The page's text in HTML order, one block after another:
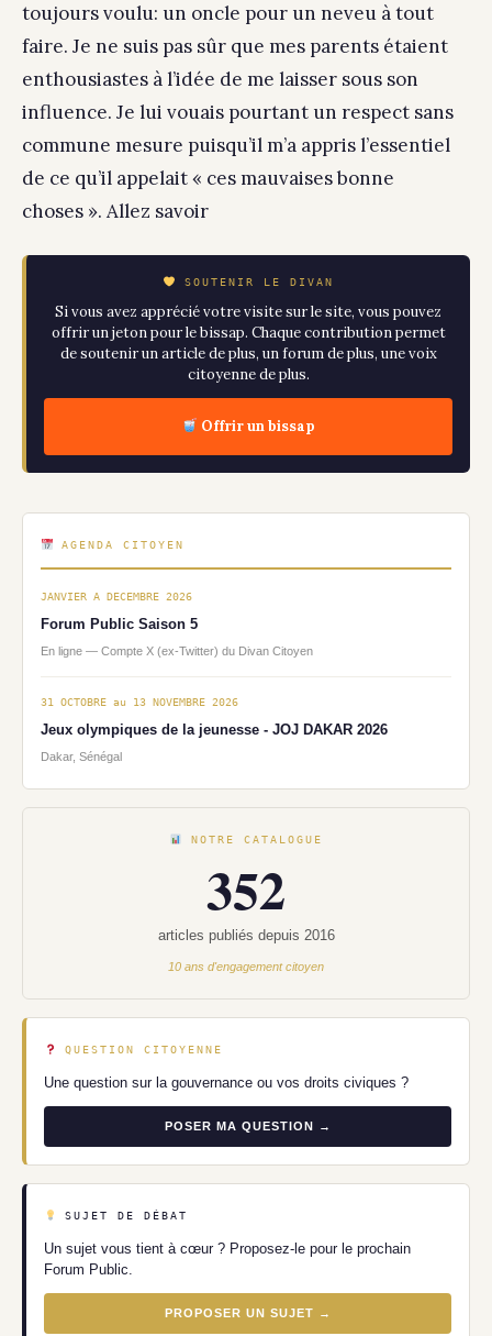
toujours voulu: un oncle pour un neveu à tout
faire. Je ne suis pas sûr que mes parents étaient
enthousiastes à l’idée de me laisser sous son
influence. Je lui vouais pourtant un respect sans
commune mesure puisqu’il m’a appris l’essentiel
de ce qu’il appelait « ces mauvaises bonne
choses ». Allez savoir
SOUTENIR LE DIVAN
Si vous avez apprécié votre visite sur le site, vous pouvez
offrir un jeton pour le bissap. Chaque contribution permet
de soutenir un article de plus, un forum de plus, une voix
citoyenne de plus.
Offrir un bissap
AGENDA CITOYEN
JANVIER A DECEMBRE 2026
Forum Public Saison 5
En ligne — Compte X (ex-Twitter) du Divan Citoyen
31 OCTOBRE au 13 NOVEMBRE 2026
Jeux olympiques de la jeunesse - JOJ DAKAR 2026
Dakar, Sénégal
NOTRE CATALOGUE
352
articles publiés depuis 2016
10 ans d'engagement citoyen
QUESTION CITOYENNE
Une question sur la gouvernance ou vos droits civiques ?
POSER MA QUESTION →
SUJET DE DÉBAT
Un sujet vous tient à cœur ? Proposez-le pour le prochain
Forum Public.
PROPOSER UN SUJET →